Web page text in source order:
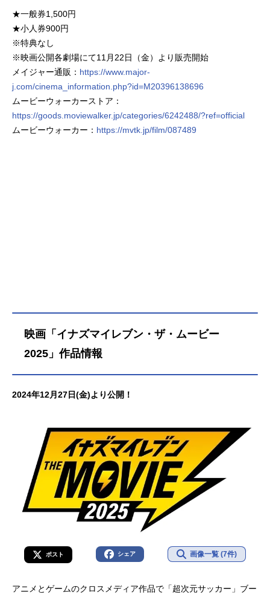
★一般券1,500円
★小人券900円
※特典なし
※映画公開各劇場にて11月22日（金）より販売開始
メイジャー通販： https://www.major-
j.com/cinema_information.php?id=M20396138696
ムービーウォーカーストア：
https://goods.moviewalker.jp/categories/6242488/?ref=official
ムービーウォーカー： https://mvtk.jp/film/087489
映画「イナズマイレブン・ザ・ムービー
2025」作品情報
2024年12月27日(金)より公開！
ポスト シェア 画像一覧 (7件)
アニメとゲームのクロスメディア作品で「超次元サッカー」ブー